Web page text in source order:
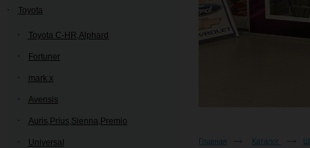
Toyota
Toyota C-HR,Alphard
Fortuner
mark x
Avensis
Auris,Prius,Sienna,Premio
Universal Главная Каталог